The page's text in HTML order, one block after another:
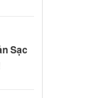
Sạc